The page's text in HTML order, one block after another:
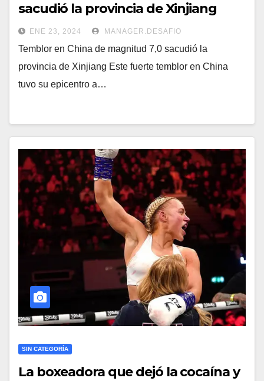
sacudió la provincia de Xinjiang
ENE 23, 2024 MANAGER.DESAFIO
Temblor en China de magnitud 7,0 sacudió la
provincia de Xinjiang Este fuerte temblor en China
tuvo su epicentro a…
SIN CATEGORÍA
La boxeadora que dejó la cocaína y